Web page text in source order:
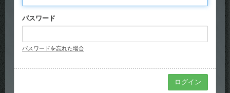
パスワード
パスワードを忘れた場合